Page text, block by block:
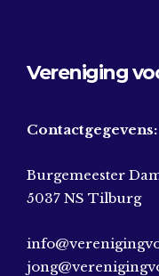
Vereniging
Contactgegevens:
Burgemeester
5037 NS Tilburg